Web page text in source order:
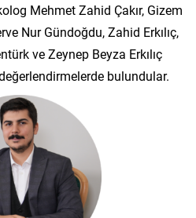
Mehmet Zahid Çakır, Gizem
Nur Gündoğdu, Zahid Erkılıç,
ve Zeynep Beyza Erkılıç
bulundular.